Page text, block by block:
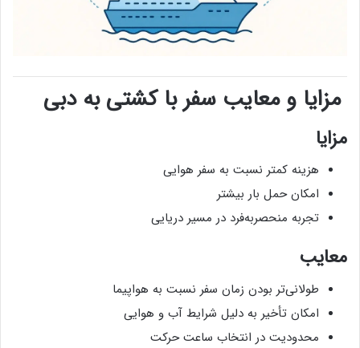
مزایا و معایب سفر با کشتی به دبی
مزایا
هزینه کمتر نسبت به سفر هوایی
امکان حمل بار بیشتر
تجربه منحصربه‌فرد در مسیر دریایی
معایب
طولانی‌تر بودن زمان سفر نسبت به هواپیما
امکان تأخیر به دلیل شرایط آب و هوایی
محدودیت در انتخاب ساعت حرکت